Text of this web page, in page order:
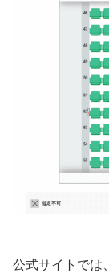
公式サイトでは、